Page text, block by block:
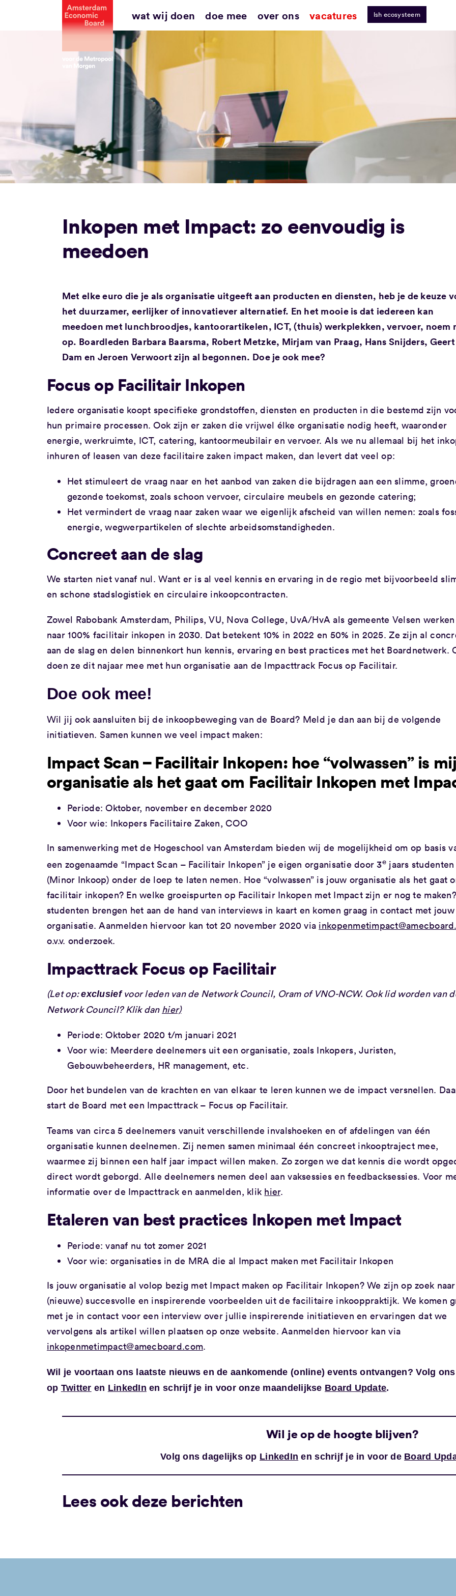
wat wij doen doe mee over ons vacatures lsh ecosysteem
Inkopen met Impact: zo eenvoudig is
meedoen
Met elke euro die je als organisatie uitgeeft aan producten en diensten, heb je de keuze
het duurzamer, eerlijker of innovatiever alternatief. En het mooie is dat iedereen kan
meedoen met lunchbroodjes, kantoorartikelen, ICT, (thuis) werkplekken, vervoer, noem
op. Boardleden Barbara Baarsma, Robert Metzke, Mirjam van Praag, Hans Snijders,
Dam en Jeroen Verwoort zijn al begonnen. Doe je ook mee?
Focus op Facilitair Inkopen
Iedere organisatie koopt specifieke grondstoffen, diensten en producten in die bestemd zijn
hun primaire processen. Ook zijn er zaken die vrijwel élke organisatie nodig heeft, waaronder
energie, werkruimte, ICT, catering, kantoormeubilair en vervoer. Als we nu allemaal bij het
inhuren of leasen van deze facilitaire zaken impact maken, dan levert dat veel op:
Het stimuleert de vraag naar en het aanbod van zaken die bijdragen aan een slimme,
gezonde toekomst, zoals schoon vervoer, circulaire meubels en gezonde catering;
Het vermindert de vraag naar zaken waar we eigenlijk afscheid van willen nemen: zoals
energie, wegwerpartikelen of slechte arbeidsomstandigheden.
Concreet aan de slag
We starten niet vanaf nul. Want er is al veel kennis en ervaring in de regio met bijvoorbeeld
en schone stadslogistiek en circulaire inkoopcontracten.
Zowel Rabobank Amsterdam, Philips, VU, Nova College, UvA/HvA als gemeente Velsen
naar 100% facilitair inkopen in 2030. Dat betekent 10% in 2022 en 50% in 2025. Ze zijn al
aan de slag en delen binnenkort hun kennis, ervaring en best practices met het Boardnetwerk.
doen ze dit najaar mee met hun organisatie aan de Impacttrack Focus op Facilitair.
Doe ook mee!
Wil jij ook aansluiten bij de inkoopbeweging van de Board? Meld je dan aan bij de volgende
initiatieven. Samen kunnen we veel impact maken:
Impact Scan – Facilitair Inkopen: hoe “volwassen” is
organisatie als het gaat om Facilitair Inkopen met
Periode: Oktober, november en december 2020
Voor wie: Inkopers Facilitaire Zaken, COO
In samenwerking met de Hogeschool van Amsterdam bieden wij de mogelijkheid om op basis
een zogenaamde “Impact Scan – Facilitair Inkopen” je eigen organisatie door 3e jaars studenten
(Minor Inkoop) onder de loep te laten nemen. Hoe “volwassen” is jouw organisatie als het gaat
facilitair inkopen? En welke groeispurten op Facilitair Inkopen met Impact zijn er nog te
studenten brengen het aan de hand van interviews in kaart en komen graag in contact met jouw
organisatie. Aanmelden hiervoor kan tot 20 november 2020 via
o.v.v. onderzoek.
Impacttrack Focus op Facilitair
(Let op:exclusiefvoor leden van de NetworkCouncil, Oram of VNO-NCW. Ook lid worden van
Network Council?Klik dan hier)
Periode: Oktober 2020 t/m januari 2021
Voor wie: Meerdere deelnemers uit een organisatie, zoals Inkopers, Juristen,
Gebouwbeheerders, HR management, etc.
Door het bundelen van de krachten en van elkaar te leren kunnen we de impact versnellen.
start de Board met een Impacttrack – Focus op Facilitair.
Teams van circa 5 deelnemers vanuit verschillende invalshoeken en of afdelingen van één
organisatie kunnen deelnemen. Zij nemen samen minimaal één concreet inkooptraject mee,
waarmee zij binnen een half jaar impact willen maken. Zo zorgen we dat kennis die wordt
direct wordt geborgd. Alle deelnemers nemen deel aan vaksessies en feedbacksessies. Voor
informatie over de Impacttrack en aanmelden, klik hier.
Etaleren van best practices Inkopen met Impact
Periode: vanaf nu tot zomer 2021
Voor wie: organisaties in de MRA die al Impact maken met Facilitair Inkopen
Is jouw organisatie al volop bezig met Impact maken op Facilitair Inkopen? We zijn op zoek naar
(nieuwe) succesvolle en inspirerende voorbeelden uit de facilitaire inkooppraktijk. We komen
met je in contact voor een interview over jullie inspirerende initiatieven en ervaringen dat we
vervolgens als artikel willen plaatsen op onze website. Aanmelden hiervoor kan via
inkopenmetimpact@amecboard.com.
Wil je voortaan ons laatste nieuws en de aankomende (online) events ontvangen? Volg ons
op Twitter en LinkedIn en schrijf je in voor onze maandelijkse Board Update.
Wil je op de hoogte blijven?
Volg ons dagelijks op LinkedIn en schrijf je in voor de Board
Lees ook deze berichten